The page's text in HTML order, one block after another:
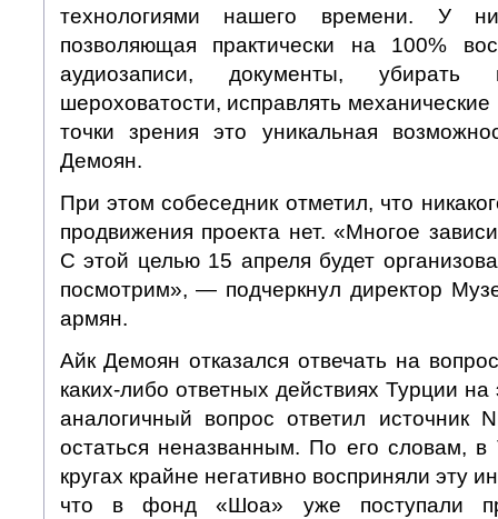
технологиями нашего времени. У
позволяющая практически на 100%
аудиозаписи, документы, убирать
шероховатости, исправлять
точки зрения это уникальная
Демоян.
При этом собеседник отметил, что
продвижения проекта нет. «Многое
С этой целью 15 апреля будет
посмотрим», — подчеркнул директор
армян.
Айк Демоян отказался отвечать на
каких-либо ответных действиях Турции
аналогичный вопрос ответил источник
остаться неназванным. По его словам, в
кругах крайне негативно восприняли эту
что в фонд «Шоа» уже поступали